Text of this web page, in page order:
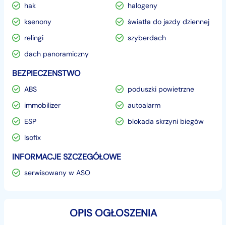
hak
halogeny
ksenony
światła do jazdy dziennej
relingi
szyberdach
dach panoramiczny
BEZPIECZENSTWO
ABS
poduszki powietrzne
immobilizer
autoalarm
ESP
blokada skrzyni biegów
Isofix
INFORMACJE SZCZEGÓŁOWE
serwisowany w ASO
OPIS OGŁOSZENIA